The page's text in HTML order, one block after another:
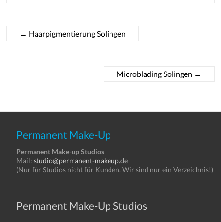
← Haarpigmentierung Solingen
Microblading Solingen →
Permanent Make-Up
Permanent Make-up Studios
Mail:studio@permanent-makeup.de
(Nur für Studios nicht für Kunden. Wir sind nur ein Verzeichnis!)
Permanent Make-Up Studios